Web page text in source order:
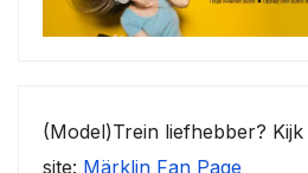
(Model)Trein liefhebber?
site: Märklin Fan Page